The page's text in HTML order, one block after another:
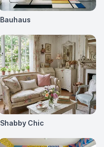
Bauhaus
Shabby Chic